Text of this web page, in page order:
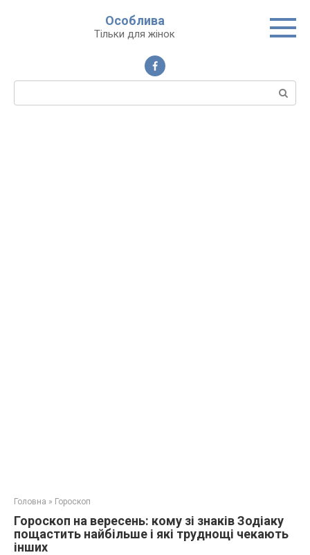
Особлива
Тільки для жінок
Пошук:
Головна » Гороскоп
Гороскоп на вересень: кому зі знаків Зодіаку
пощастить найбільше і які труднощі чекають
інших